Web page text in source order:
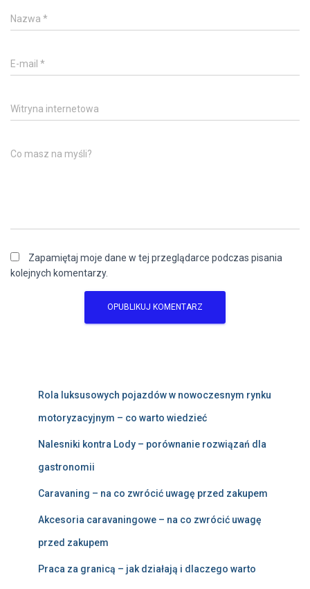
Nazwa *
E-mail *
Witryna internetowa
Co masz na myśli?
Zapamiętaj moje dane w tej przeglądarce podczas pisania
kolejnych komentarzy.
Rola luksusowych pojazdów w nowoczesnym rynku
motoryzacyjnym – co warto wiedzieć
Nalesniki kontra Lody – porównanie rozwiązań dla
gastronomii
Caravaning – na co zwrócić uwagę przed zakupem
Akcesoria caravaningowe – na co zwrócić uwagę
przed zakupem
Praca za granicą – jak działają i dlaczego warto